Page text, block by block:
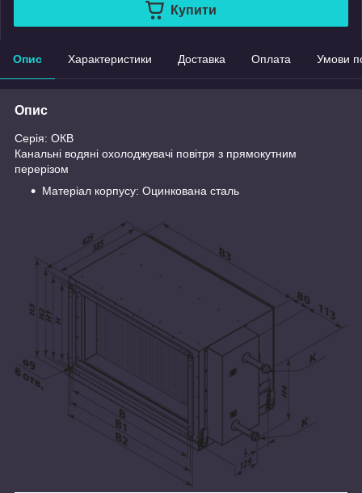
Купити
Опис Характеристики Доставка Оплата Умови
Опис
Серія: ОКВ
Канальні водяні охолоджувачі повітря з прямокутним
перерізом
Матеріал корпусу: Оцинкована сталь